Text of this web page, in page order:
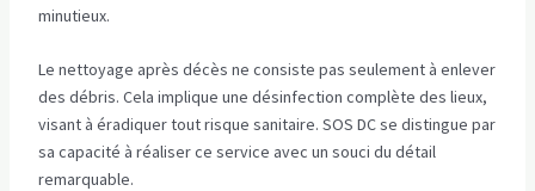
minutieux.
Le nettoyage après décès ne consiste pas seulement à enlever
des débris. Cela implique une désinfection complète des lieux,
visant à éradiquer tout risque sanitaire. SOS DC se distingue par
sa capacité à réaliser ce service avec un souci du détail
remarquable.